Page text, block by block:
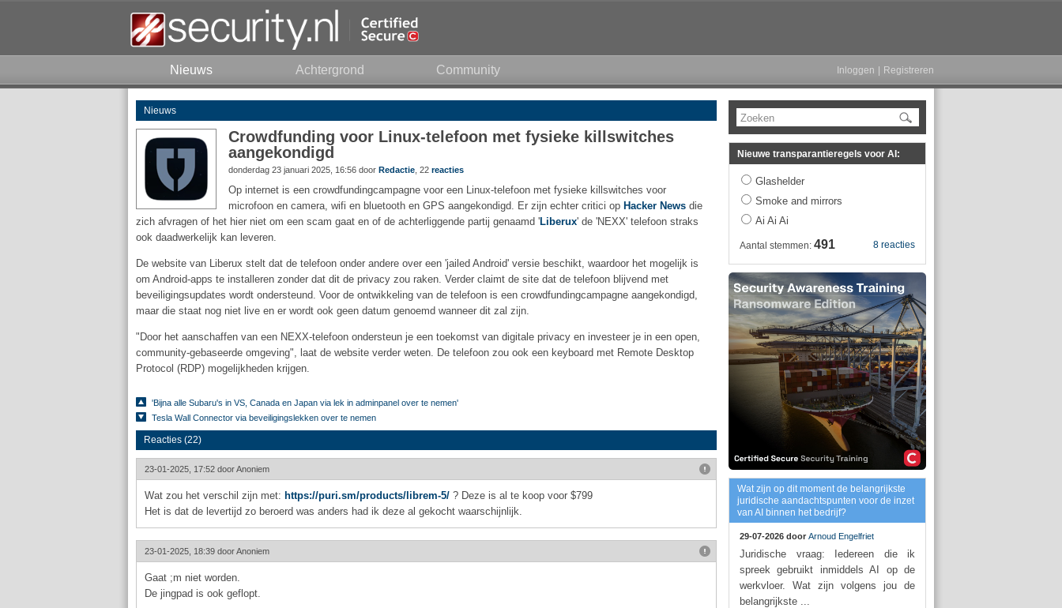
Nieuws Achtergrond Community Inloggen Registreren
Nieuws
Crowdfunding voor Linux-telefoon met fysieke killswitches
aangekondigd
donderdag 23 januari 2025, 16:56 door Redactie , 22 reacties
Op internet is een crowdfundingcampagne voor een Linux-telefoon met fysieke killswitches voor
microfoon en camera, wifi en bluetooth en GPS aangekondigd. Er zijn echter critici op Hacker News die
zich afvragen of het hier niet om een scam gaat en of de achterliggende partij genaamd 'Liberux' de 'NEXX' telefoon straks
ook daadwerkelijk kan leveren.
De website van Liberux stelt dat de telefoon onder andere over een 'jailed Android' versie beschikt, waardoor het mogelijk is
om Android-apps te installeren zonder dat dit de privacy zou raken. Verder claimt de site dat de telefoon blijvend met
beveiligingsupdates wordt ondersteund. Voor de ontwikkeling van de telefoon is een crowdfundingcampagne aangekondigd,
maar die staat nog niet live en er wordt ook geen datum genoemd wanneer dit zal zijn.
"Door het aanschaffen van een NEXX-telefoon ondersteun je een toekomst van digitale privacy en investeer je in een open,
community-gebaseerde omgeving", laat de website verder weten. De telefoon zou ook een keyboard met Remote Desktop
Protocol (RDP) mogelijkheden krijgen.
'Bijna alle Subaru's in VS, Canada en Japan via lek in adminpanel over te nemen'
Tesla Wall Connector via beveiligingslekken over te nemen
Reacties (22)
23-01-2025, 17:52 doorAnoniem
Wat zou het verschil zijn met: https://puri.sm/products/librem-5/ ? Deze is al te koop voor $799
Het is dat de levertijd zo beroerd was anders had ik deze al gekocht waarschijnlijk.
23-01-2025, 18:39 doorAnoniem
Gaat ;m niet worden.
De jingpad is ook geflopt.
Zoeken
Nieuwe transparantieregels voor AI:
Glashelder
Smoke and mirrors
Ai Ai Ai
8 reacties
Aantal stemmen: 491
Wat zijn op dit moment de belangrijkste
juridische aandachtspunten voor de inzet
van AI binnen het bedrijf?
29-07-2026 door Arnoud Engelfriet
Juridische vraag: Iedereen die ik
spreek gebruikt inmiddels AI op de
werkvloer. Wat zijn volgens jou de
belangrijkste ...